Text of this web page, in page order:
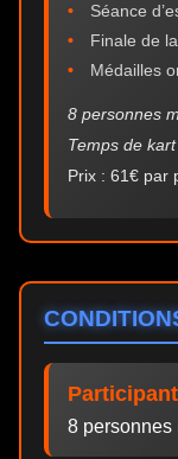
Séance
Finale de
Médailles
8 personnes
Temps de
Prix : 61€ par
8 personnes